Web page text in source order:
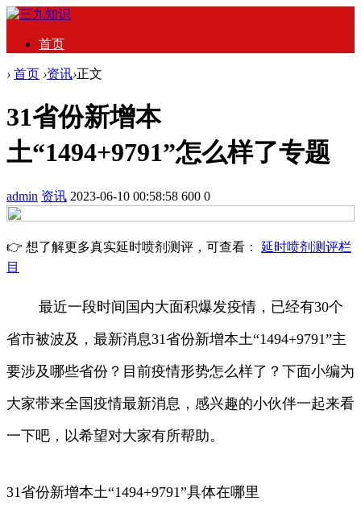
首页
› 首页 ›资讯›正文
31省份新增本
土“1494+9791”怎么样了专题
admin 资讯 2023-06-10 00:58:58 600 0
👉 想了解更多真实延时喷剂测评，可查看： 延时喷剂测评栏
目
最近一段时间国内大面积爆发疫情，已经有30个
省市被波及，最新消息31省份新增本土“1494+9791”主
要涉及哪些省份？目前疫情形势怎么样了？下面小编为
大家带来全国疫情最新消息，感兴趣的小伙伴一起来看
一下吧，以希望对大家有所帮助。
31省份新增本土“1494+9791”具体在哪里